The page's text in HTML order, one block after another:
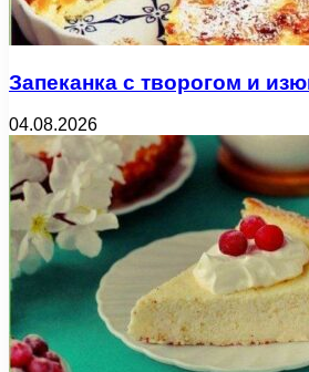
Запеканка с творогом и
04.08.2026